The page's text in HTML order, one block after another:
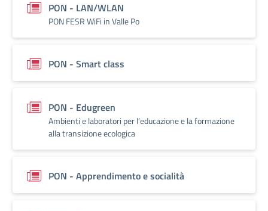
PON - LAN/WLAN
PON FESR WiFi in Valle Po
PON - Smart class
PON - Edugreen
Ambienti e laboratori per l’educazione e la formazione
alla transizione ecologica
PON - Apprendimento e socialità